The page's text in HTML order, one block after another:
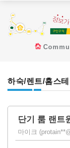
하숙/렌트/홈스테
단기 룸 랜트
마이크